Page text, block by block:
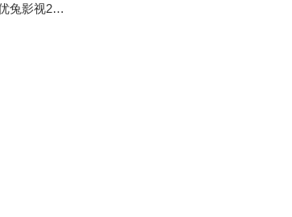
优优兔影视2025最新版安装